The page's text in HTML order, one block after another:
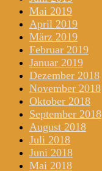
Mai 2019
April 2019
März 2019
Februar 2019
Januar 2019
Dezember 2018
November 2018
Oktober 2018
September 2018
August 2018
Juli 2018
Juni 2018
Mai 2018